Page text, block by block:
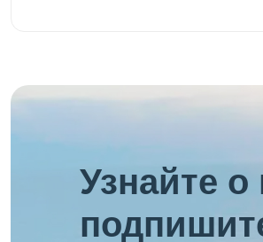
Узнайте